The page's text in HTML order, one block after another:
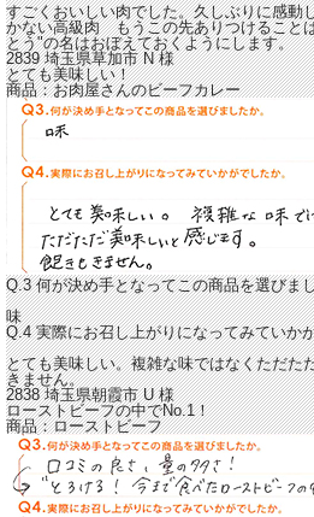
すごくおいしい肉でした。久しぶりに感動
かない高級肉 もうこの先ありつけること
とう"の名はおぼえておくようにします。
2839 埼玉県草加市N様
とても美味しい！
商品：お肉屋さんのビーフカレー
Q.3 何が決め手となってこの商品を選びま
味
Q.4 実際にお召し上がりになってみていか
とても美味しい。複雑な味ではなくただた
きません。
2838 埼玉県朝霞市U様
ローストビーフの中でNo.1！
商品：ローストビーフ